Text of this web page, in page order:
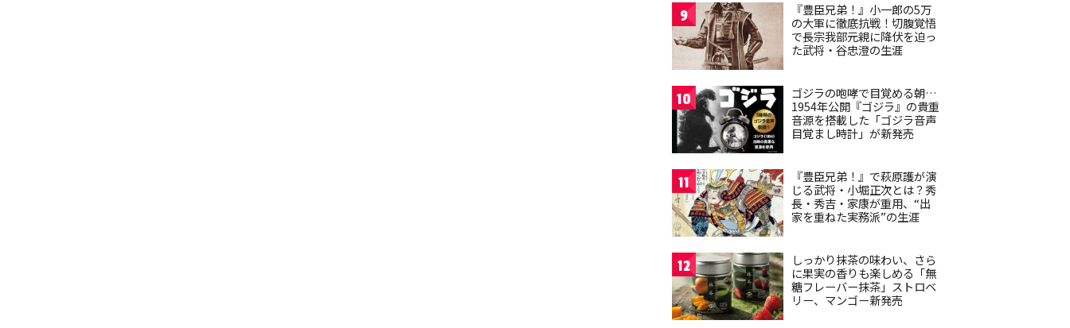
9
『豊臣兄弟！』小一郎の5万
の大軍に徹底抗戦！切腹覚悟
で長宗我部元親に降伏を迫っ
た武将・谷忠澄の生涯
10
ゴジラの咆哮で目覚める朝…
1954年公開『ゴジラ』の貴重
音源を搭載した「ゴジラ音声
目覚まし時計」が新発売
11
『豊臣兄弟！』で萩原護が演
じる武将・小堀正次とは？秀
長・秀吉・家康が重用、“出
家を重ねた実務派”の生涯
12
しっかり抹茶の味わい、さら
に果実の香りも楽しめる「無
糖フレーバー抹茶」ストロベ
リー、マンゴー新発売